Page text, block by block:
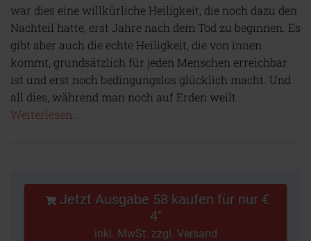
war dies eine willkürliche Heiligkeit, die noch dazu den
Nachteil hatte, erst Jahre nach dem Tod zu beginnen. Es
gibt aber auch die echte Heiligkeit, die von innen
kommt, grundsätzlich für jeden Menschen erreichbar
ist und erst noch bedingungslos glücklich macht. Und
all dies, während man noch auf Erden weilt
Weiterlesen...
Jetzt Ausgabe 58 kaufen für nur €
4*
inkl. MwSt. zzgl. Versand